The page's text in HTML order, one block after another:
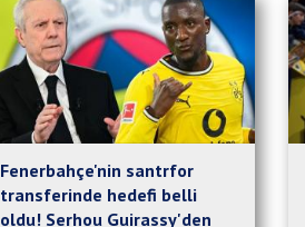
Fenerbahçe'nin santrfor
transferinde hedefi belli
oldu! Serhou Guirassy'den